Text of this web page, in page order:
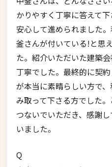
かりやすく丁寧に答えて
安心して進められました
釜さんが付いている!と思
た。紹介いただいた建築
丁寧でした。最終的に契
が本当に素晴らしい方で
み取って下さる方でした
つないでいただき、感謝
いました。
Q